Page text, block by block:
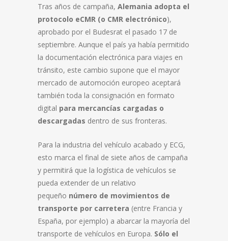
Tras años de campaña, Alemania adopta el
protocolo eCMR (o CMR electrónico),
aprobado por el Budesrat el pasado 17 de
septiembre. Aunque el país ya había permitido
la documentación electrónica para viajes en
tránsito, este cambio supone que el mayor
mercado de automoción europeo aceptará
también toda la consignación en formato
digital para mercancías cargadas o
descargadas dentro de sus fronteras.
Para la industria del vehículo acabado y ECG,
esto marca el final de siete años de campaña
y permitirá que la logística de vehículos se
pueda extender de un relativo
pequeño número de movimientos de
transporte por carretera (entre Francia y
España, por ejemplo) a abarcar la mayoría del
transporte de vehículos en Europa. Sólo el